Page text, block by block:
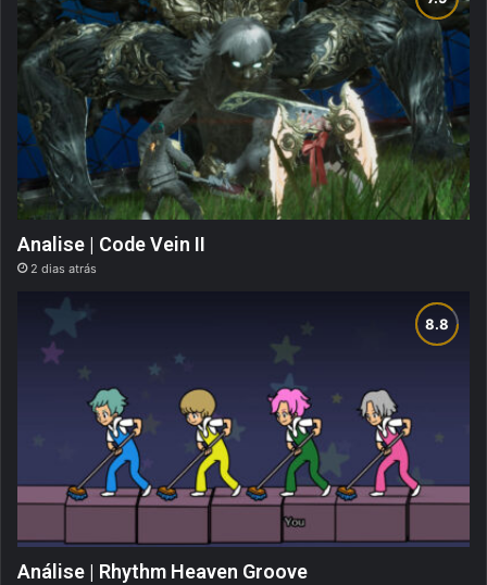
Analise | Code Vein II
2 dias atrás
Análise | Rhythm Heaven Groove